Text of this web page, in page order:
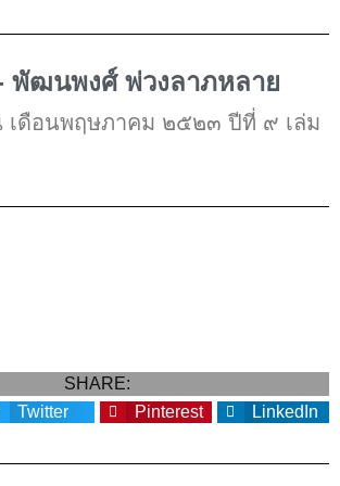
พัฒนพงศ์ พ่วงลาภหลาย
เดือนพฤษภาคม ๒๕๒๓ ปีที่ ๙ เล่ม
SHARE:
Twitter Pinterest LinkedIn